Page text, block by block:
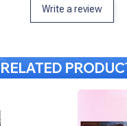
Write a review
RELATED